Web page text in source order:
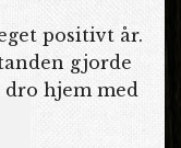
positivt år.
gjorde
dro hjem med